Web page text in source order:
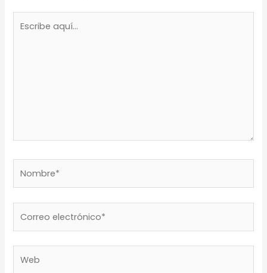
aquí...
electrónico*